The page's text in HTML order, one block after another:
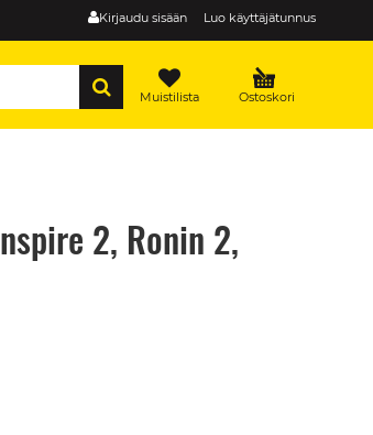
Kirjaudu sisään Luo käyttäjätunnus
Ostoskori
Muistilista
2, Ronin 2,